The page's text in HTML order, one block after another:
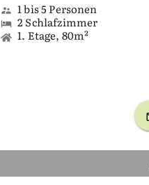
1 bis 5 Personen
2 Schlafzimmer
1. Etage, 80m²